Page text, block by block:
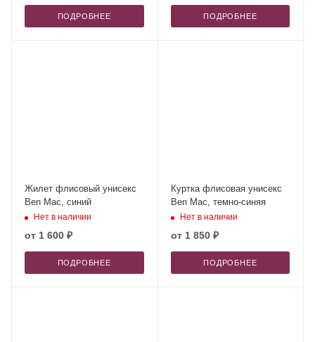
ПОДРОБНЕЕ ПОДРОБНЕЕ
Жилет флисовый унисекс
Ben Mac, синий
Нет в наличии
от 1 600 ₽
ПОДРОБНЕЕ
Куртка флисовая унисекс
Ben Mac, темно-синяя
Нет в наличии
от 1 850 ₽
ПОДРОБНЕЕ